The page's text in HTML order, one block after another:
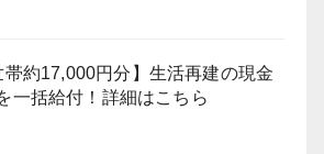
帯約17,000円分】生活再建の現金
一括給付！詳細はこちら